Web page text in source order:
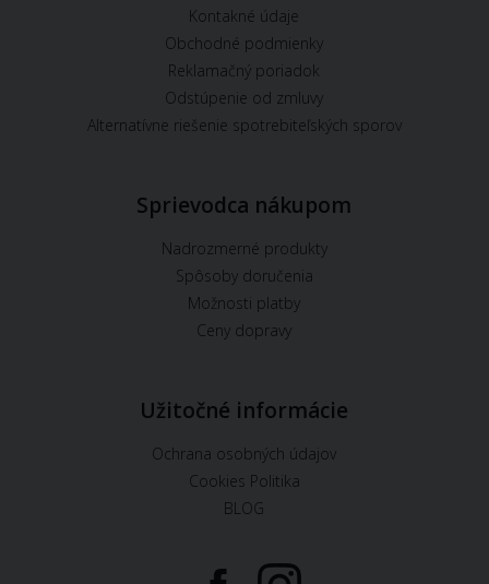
Kontakné údaje
Obchodné podmienky
Reklamačný poriadok
Odstúpenie od zmluvy
Alternatívne riešenie spotrebiteľských sporov
Sprievodca nákupom
Nadrozmerné produkty
Spôsoby doručenia
Možnosti platby
Ceny dopravy
Užitočné informácie
Ochrana osobných údajov
Cookies Politika
BLOG